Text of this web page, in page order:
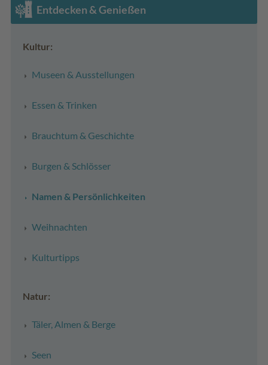
Entdecken & Genießen
Kultur:
Museen & Ausstellungen
Essen & Trinken
Brauchtum & Geschichte
Burgen & Schlösser
Namen & Persönlichkeiten
Weihnachten
Kulturtipps
Natur:
Täler, Almen & Berge
Seen